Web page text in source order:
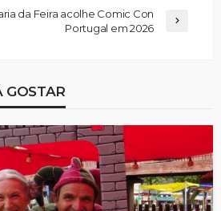
da Feira acolhe Comic Con
Portugal em 2026